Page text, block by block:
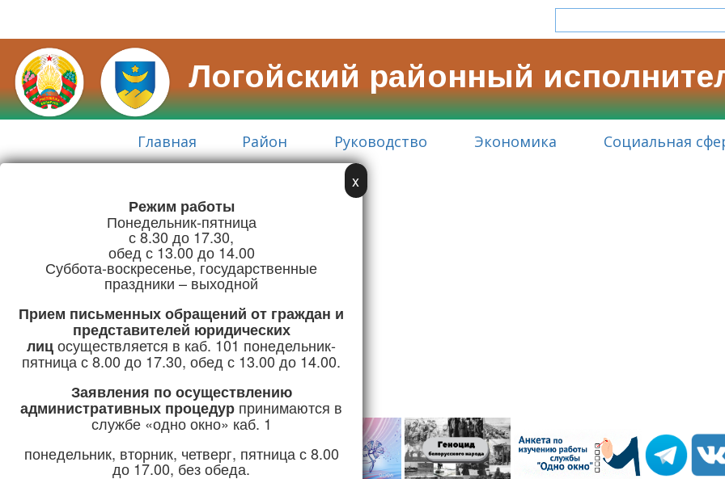
Логойский районный
Главная Район Руководство Экономика Социальная
Адрес:
г. Логойск, ул. Советская, 15
Телефон/Факс:
+375 (1774) 5-51-41
Режим работы
x
Режим работы
Понедельник-пятница
с 8.30 до 17.30,
обед с 13.00 до 14.00
Суббота-воскресенье, государственные
праздники – выходной
Прием письменных обращений от граждан и
представителей юридических
лицосуществляется в каб. 101 понедельник-
пятница с 8.00 до 17.30, обед с 13.00 до 14.00.
Заявления по осуществлению
административных процедур принимаются в
службе «одно окно» каб. 1
понедельник, вторник, четверг, пятница с 8.00
до 17.00, без обеда.
Горячая линия:
+375 (1774) 5-24-04
e-mail:priemnaya@logoysk.gov.by